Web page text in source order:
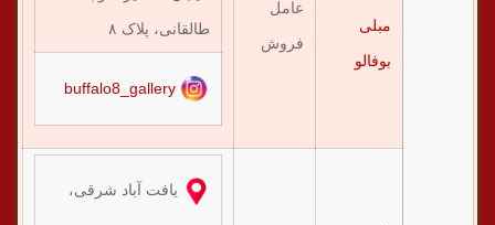
مبلی
بوفالو
عامل
فروش
طالقانی، پلاک ۸
یافت آباد شرقی،